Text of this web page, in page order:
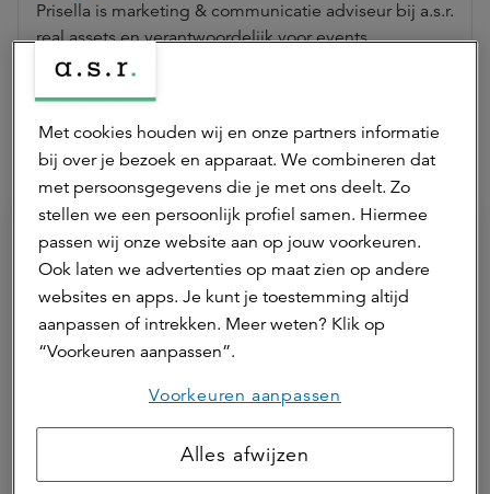
Prisella is marketing & communicatie adviseur bij a.s.r.
real assets en verantwoordelijk voor events.
Neem contact op
Hierna lezen
27 juli 2026 | 1 min.
ESG Annual Update a.s.r. real
Met cookies houden wij en onze partners informatie
bij over je bezoek en apparaat. We combineren dat
met persoonsgegevens die je met ons deelt. Zo
stellen we een persoonlijk profiel samen. Hiermee
passen wij onze website aan op jouw voorkeuren.
Ook laten we advertenties op maat zien op andere
websites en apps. Je kunt je toestemming altijd
aanpassen of intrekken. Meer weten? Klik op
“Voorkeuren aanpassen”.
Voorkeuren aanpassen
Alles afwijzen